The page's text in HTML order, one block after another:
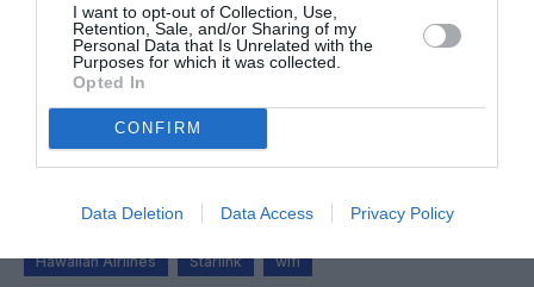
I want to opt-out of Collection, Use,
Retention, Sale, and/or Sharing of my
Personal Data that Is Unrelated with the
Purposes for which it was collected.
Opted In
CONFIRM
Data Deletion Data Access Privacy Policy
Airlines relie l’Écosse à l’Australie
Pas si Coola commenté l'article :
19 h 23 sans escale : le Boeing 777F de National
Airlines relie l’Écosse à l’Australie
Hawaiian Airlines Starlink wifi